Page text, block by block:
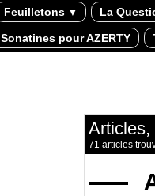
Feuilletons ▼ La
Sonatines pour AZERTY
Articles,
71 articles